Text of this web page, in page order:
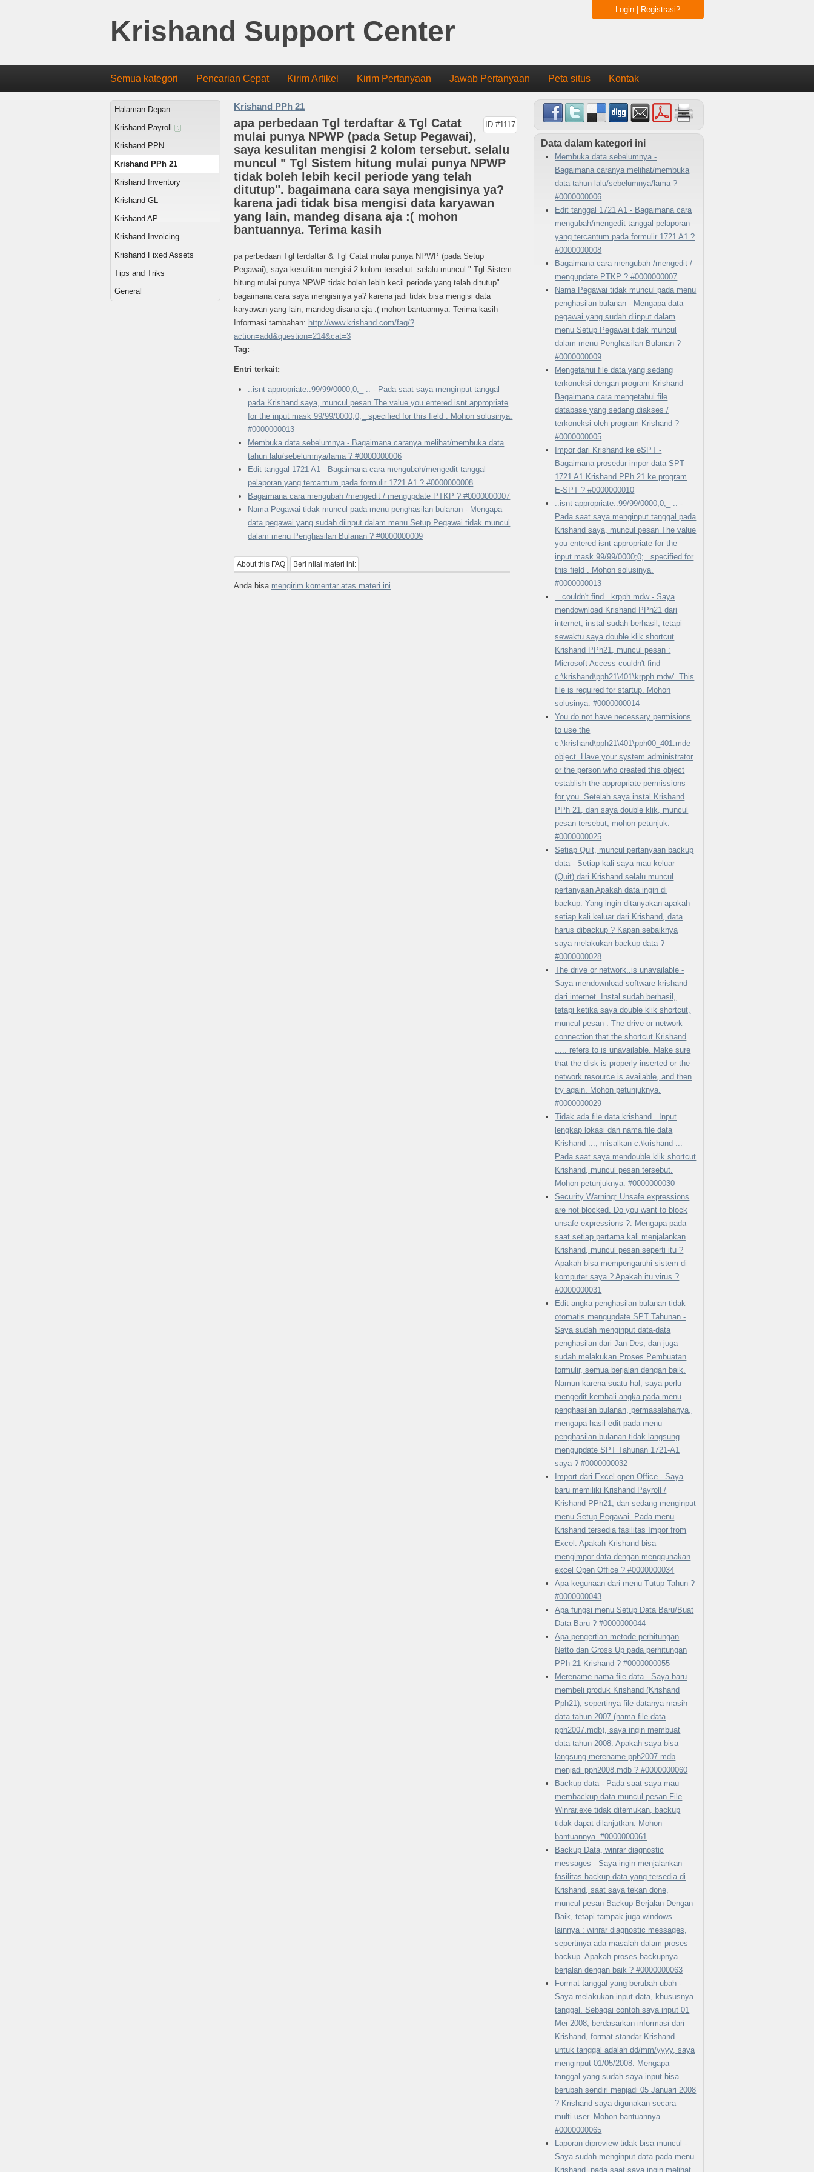
Login Registrasi?
Krishand Support Center
Semua kategori Pencarian Cepat Kirim Artikel Kirim Pertanyaan Jawab Pertanyaan Peta situs Kontak
Halaman Depan
Krishand Payroll
Krishand PPN
Krishand PPh 21
Krishand Inventory
Krishand GL
Krishand AP
Krishand Invoicing
Krishand Fixed Assets
Tips and Triks
General
Krishand PPh 21
ID #1117
apa perbedaan Tgl terdaftar & Tgl Catat
mulai punya NPWP (pada Setup Pegawai),
saya kesulitan mengisi 2 kolom tersebut. selalu
muncul " Tgl Sistem hitung mulai punya NPWP
tidak boleh lebih kecil periode yang telah
ditutup". bagaimana cara saya mengisinya ya?
karena jadi tidak bisa mengisi data karyawan
yang lain, mandeg disana aja :( mohon
bantuannya. Terima kasih
pa perbedaan Tgl terdaftar & Tgl Catat mulai punya NPWP (pada Setup
Pegawai), saya kesulitan mengisi 2 kolom tersebut. selalu muncul " Tgl Sistem
hitung mulai punya NPWP tidak boleh lebih kecil periode yang telah ditutup".
bagaimana cara saya mengisinya ya? karena jadi tidak bisa mengisi data
karyawan yang lain, mandeg disana aja :( mohon bantuannya. Terima kasih
Informasi tambahan: http://www.krishand.com/faq/?
action=add&question=214&cat=3
Tag: -
Entri terkait:
..isnt appropriate..99/99/0000;0;_ .. - Pada saat saya menginput tanggal
pada Krishand saya, muncul pesan The value you entered isnt appropriate
for the input mask 99/99/0000;0;_ specified for this field . Mohon solusinya.
#0000000013
Membuka data sebelumnya - Bagaimana caranya melihat/membuka data
tahun lalu/sebelumnya/lama ? #0000000006
Edit tanggal 1721 A1 - Bagaimana cara mengubah/mengedit tanggal
pelaporan yang tercantum pada formulir 1721 A1 ? #0000000008
Bagaimana cara mengubah /mengedit / mengupdate PTKP ? #0000000007
Nama Pegawai tidak muncul pada menu penghasilan bulanan - Mengapa
data pegawai yang sudah diinput dalam menu Setup Pegawai tidak muncul
dalam menu Penghasilan Bulanan ? #0000000009
About this FAQ Beri nilai materi ini:
Anda bisa mengirim komentar atas materi ini
Data dalam kategori ini
Membuka data sebelumnya -
Bagaimana caranya melihat/membuka
data tahun lalu/sebelumnya/lama ?
#0000000006
Edit tanggal 1721 A1 - Bagaimana cara
mengubah/mengedit tanggal pelaporan
yang tercantum pada formulir 1721 A1 ?
#0000000008
Bagaimana cara mengubah /mengedit /
mengupdate PTKP ? #0000000007
Nama Pegawai tidak muncul pada menu
penghasilan bulanan - Mengapa data
pegawai yang sudah diinput dalam
menu Setup Pegawai tidak muncul
dalam menu Penghasilan Bulanan ?
#0000000009
Mengetahui file data yang sedang
terkoneksi dengan program Krishand -
Bagaimana cara mengetahui file
database yang sedang diakses /
terkoneksi oleh program Krishand ?
#0000000005
Impor dari Krishand ke eSPT -
Bagaimana prosedur impor data SPT
1721 A1 Krishand PPh 21 ke program
E-SPT ? #0000000010
..isnt appropriate..99/99/0000;0;_ .. -
Pada saat saya menginput tanggal pada
Krishand saya, muncul pesan The value
you entered isnt appropriate for the
input mask 99/99/0000;0;_ specified for
this field . Mohon solusinya.
#0000000013
...couldn't find ..krpph.mdw - Saya
mendownload Krishand PPh21 dari
internet, instal sudah berhasil, tetapi
sewaktu saya double klik shortcut
Krishand PPh21, muncul pesan :
Microsoft Access couldn't find
c:\krishand\pph21\401\krpph.mdw'. This
file is required for startup. Mohon
solusinya. #0000000014
You do not have necessary permisions
to use the
c:\krishand\pph21\401\pph00_401.mde
object. Have your system administrator
or the person who created this object
establish the appropriate permissions
for you. Setelah saya instal Krishand
PPh 21, dan saya double klik, muncul
pesan tersebut, mohon petunjuk.
#0000000025
Setiap Quit, muncul pertanyaan backup
data - Setiap kali saya mau keluar
(Quit) dari Krishand selalu muncul
pertanyaan Apakah data ingin di
backup. Yang ingin ditanyakan apakah
setiap kali keluar dari Krishand, data
harus dibackup ? Kapan sebaiknya
saya melakukan backup data ?
#0000000028
The drive or network..is unavailable -
Saya mendownload software krishand
dari internet. Instal sudah berhasil,
tetapi ketika saya double klik shortcut,
muncul pesan : The drive or network
connection that the shortcut Krishand
..... refers to is unavailable. Make sure
that the disk is properly inserted or the
network resource is available, and then
try again. Mohon petunjuknya.
#0000000029
Tidak ada file data krishand...Input
lengkap lokasi dan nama file data
Krishand ..., misalkan c:\krishand ...
Pada saat saya mendouble klik shortcut
Krishand, muncul pesan tersebut.
Mohon petunjuknya. #0000000030
Security Warning: Unsafe expressions
are not blocked. Do you want to block
unsafe expressions ?. Mengapa pada
saat setiap pertama kali menjalankan
Krishand, muncul pesan seperti itu ?
Apakah bisa mempengaruhi sistem di
komputer saya ? Apakah itu virus ?
#0000000031
Edit angka penghasilan bulanan tidak
otomatis mengupdate SPT Tahunan -
Saya sudah menginput data-data
penghasilan dari Jan-Des, dan juga
sudah melakukan Proses Pembuatan
formulir, semua berjalan dengan baik.
Namun karena suatu hal, saya perlu
mengedit kembali angka pada menu
penghasilan bulanan, permasalahanya,
mengapa hasil edit pada menu
penghasilan bulanan tidak langsung
mengupdate SPT Tahunan 1721-A1
saya ? #0000000032
Import dari Excel open Office - Saya
baru memiliki Krishand Payroll /
Krishand PPh21, dan sedang menginput
menu Setup Pegawai. Pada menu
Krishand tersedia fasilitas Impor from
Excel. Apakah Krishand bisa
mengimpor data dengan menggunakan
excel Open Office ? #0000000034
Apa kegunaan dari menu Tutup Tahun ?
#0000000043
Apa fungsi menu Setup Data Baru/Buat
Data Baru ? #0000000044
Apa pengertian metode perhitungan
Netto dan Gross Up pada perhitungan
PPh 21 Krishand ? #0000000055
Merename nama file data - Saya baru
membeli produk Krishand (Krishand
Pph21), sepertinya file datanya masih
data tahun 2007 (nama file data
pph2007.mdb), saya ingin membuat
data tahun 2008. Apakah saya bisa
langsung merename pph2007.mdb
menjadi pph2008.mdb ? #0000000060
Backup data - Pada saat saya mau
membackup data muncul pesan File
Winrar.exe tidak ditemukan, backup
tidak dapat dilanjutkan. Mohon
bantuannya. #0000000061
Backup Data, winrar diagnostic
messages - Saya ingin menjalankan
fasilitas backup data yang tersedia di
Krishand, saat saya tekan done,
muncul pesan Backup Berjalan Dengan
Baik, tetapi tampak juga windows
lainnya : winrar diagnostic messages,
sepertinya ada masalah dalam proses
backup. Apakah proses backupnya
berjalan dengan baik ? #0000000063
Format tanggal yang berubah-ubah -
Saya melakukan input data, khususnya
tanggal. Sebagai contoh saya input 01
Mei 2008, berdasarkan informasi dari
Krishand, format standar Krishand
untuk tanggal adalah dd/mm/yyyy, saya
menginput 01/05/2008. Mengapa
tanggal yang sudah saya input bisa
berubah sendiri menjadi 05 Januari 2008
? Krishand saya digunakan secara
multi-user. Mohon bantuannya.
#0000000065
Laporan dipreview tidak bisa muncul -
Saya sudah menginput data pada menu
Krishand, pada saat saya ingin melihat